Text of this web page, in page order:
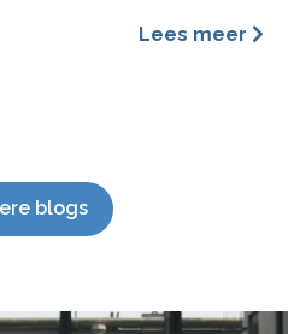
met branding, content
Lees meer
blogs